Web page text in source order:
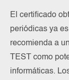
El certificado
periódicas ya
recomienda a
TEST como
informáticas.